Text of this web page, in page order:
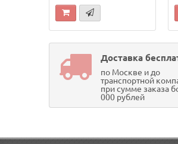
Доставка
по Москве и до
транспортной
при сумме заказа
000 рублей